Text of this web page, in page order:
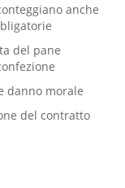
anche
del pane
danno morale
del contratto